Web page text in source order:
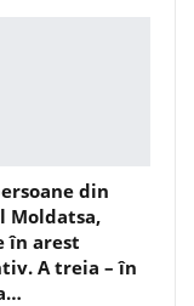
din
Moldatsa,
în arest
A treia – în